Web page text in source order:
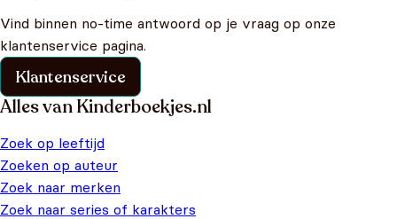
Vind binnen no-time antwoord op je vraag op onze
klantenservice pagina.
Klantenservice
Alles van Kinderboekjes.nl
Zoek op leeftijd
Zoeken op auteur
Zoek naar merken
Zoek naar series of karakters